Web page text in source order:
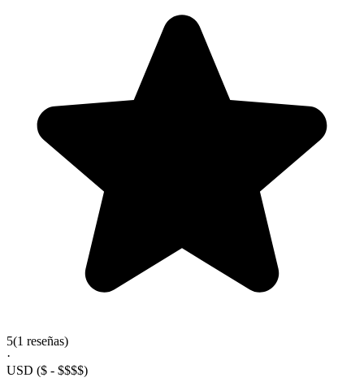
5(1 reseñas)
·
USD ($ - $$$$)